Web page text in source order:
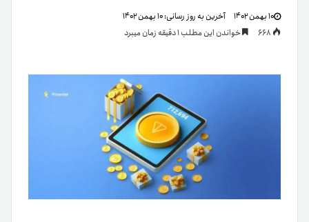
۱۰ بهمن ۱۴۰۲ آخرین به روز رسانی:۱۰ بهمن ۱۴۰۲
خواندن این مطلب 1 دقیقه زمان میبرد